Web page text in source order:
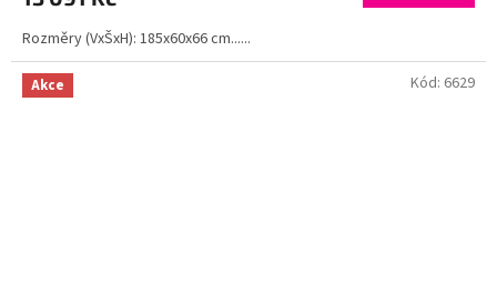
A
Rozměry (VxŠxH): 185x60x66 cm......
Akce Kód: 6629